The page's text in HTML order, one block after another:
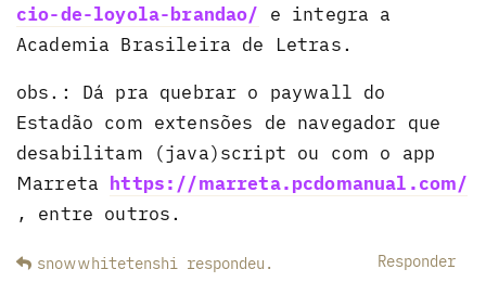
cio-de-loyola-brandao/ e integra a
Academia Brasileira de Letras.
obs.: Dá pra quebrar o paywall do
Estadão com extensões de navegador que
desabilitam (java)script ou com o app
Marreta https://marreta.pcdomanual.com/
, entre outros.
Responder
snowwhitetenshi respondeu .